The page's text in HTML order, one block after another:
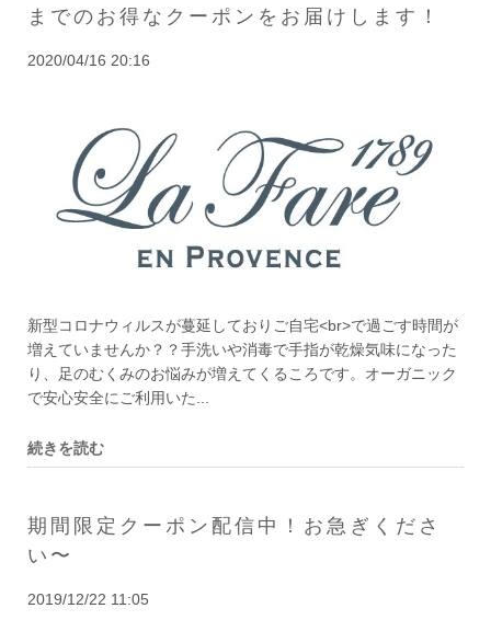
までのお得なクーポンをお届けします！
2020/04/16 20:16
新型コロナウィルスが蔓延しておりご自宅<br>で過ごす時間が
増えていませんか？？手洗いや消毒で手指が乾燥気味になった
り、足のむくみのお悩みが増えてくるころです。オーガニック
で安心安全にご利用いた...
続きを読む
期間限定クーポン配信中！お急ぎくださ
い〜
2019/12/22 11:05